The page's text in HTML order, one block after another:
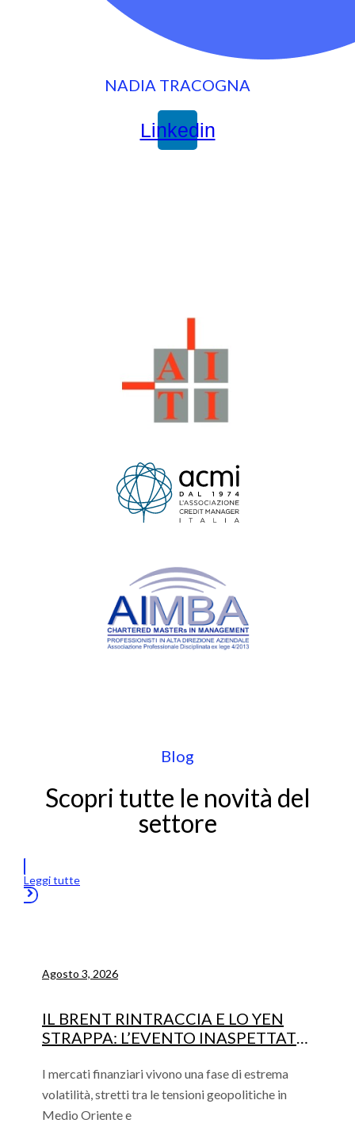
NADIA TRACOGNA
Linkedin
Blog
Scopri tutte le novità del
settore
Leggi tutte
Agosto 3, 2026
IL BRENT RINTRACCIA E LO YEN
STRAPPA: L’EVENTO INASPETTATO
I mercati finanziari vivono una fase di estrema
volatilità, stretti tra le tensioni geopolitiche in
Medio Oriente e